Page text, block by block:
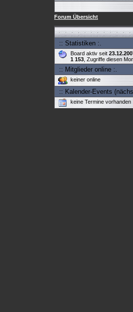
Forum Übersicht
:: Statistiken :.
Board aktiv seit
1 153 , Zugriffe diesen
:: Mitglieder online :.
keiner online
:: Kalender-Events
keine Termine vorhanden